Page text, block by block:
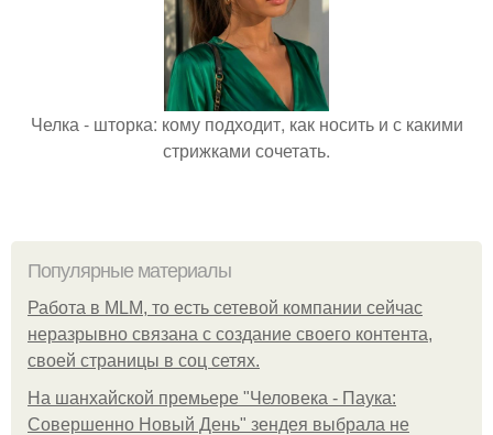
Челка - шторка: кому подходит, как носить и с какими
стрижками сочетать.
Популярные материалы
Работа в MLM, то есть сетевой компании сейчас
неразрывно связана с создание своего контента,
своей страницы в соц сетях.
На шанхайской премьере "Человека - Паука:
Совершенно Новый День" зендея выбрала не